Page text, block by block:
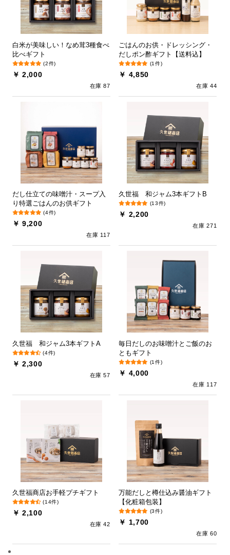
白米が美味しい！なめ茸3種食べ
比べギフト
(2件)
￥ 2,000
在庫 87
ごはんのお供・ドレッシング・
だしポン酢ギフト【送料込】
(1件)
￥ 4,850
在庫 44
だし仕立ての味噌汁・スープ入
り特選ごはんのお供ギフト
(4件)
￥ 9,200
在庫 117
久世福 和ジャム3本ギフトB
(13件)
￥ 2,200
在庫 271
久世福 和ジャム3本ギフトA
(4件)
￥ 2,300
在庫 57
毎日だしのお味噌汁とご飯のお
ともギフト
(1件)
￥ 4,000
在庫 117
久世福商店お手軽プチギフト
(14件)
￥ 2,100
在庫 42
万能だしと樽仕込み醤油ギフト
【化粧箱包装】
(3件)
￥ 1,700
在庫 60